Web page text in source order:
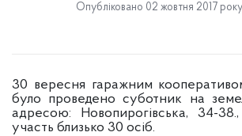
Опубліковано 02 жовтня 2017
30 вересня гаражним
було проведено суботник на
адресою: Новопирогівська, 34-
участь близько 30 осіб.